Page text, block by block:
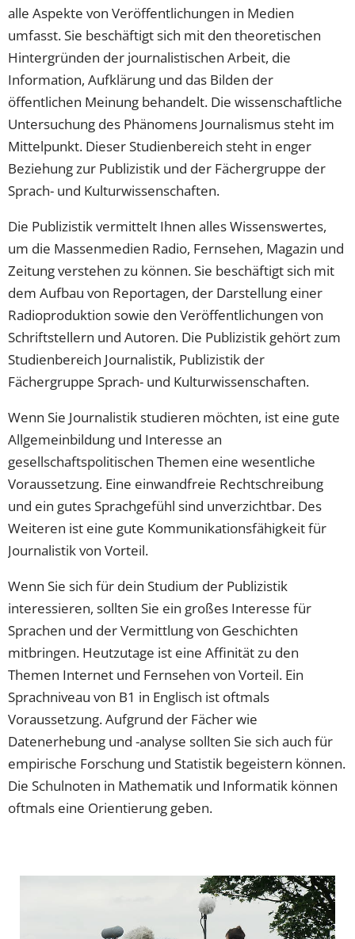
alle Aspekte von Veröffentlichungen in Medien
umfasst. Sie beschäftigt sich mit den theoretischen
Hintergründen der journalistischen Arbeit, die
Information, Aufklärung und das Bilden der
öffentlichen Meinung behandelt. Die wissenschaftliche
Untersuchung des Phänomens Journalismus steht im
Mittelpunkt. Dieser Studienbereich steht in enger
Beziehung zur Publizistik und der Fächergruppe der
Sprach- und Kulturwissenschaften.
Die Publizistik vermittelt Ihnen alles Wissenswertes,
um die Massenmedien Radio, Fernsehen, Magazin und
Zeitung verstehen zu können. Sie beschäftigt sich mit
dem Aufbau von Reportagen, der Darstellung einer
Radioproduktion sowie den Veröffentlichungen von
Schriftstellern und Autoren. Die Publizistik gehört zum
Studienbereich Journalistik, Publizistik der
Fächergruppe Sprach- und Kulturwissenschaften.
Wenn Sie Journalistik studieren möchten, ist eine gute
Allgemeinbildung und Interesse an
gesellschaftspolitischen Themen eine wesentliche
Voraussetzung. Eine einwandfreie Rechtschreibung
und ein gutes Sprachgefühl sind unverzichtbar. Des
Weiteren ist eine gute Kommunikationsfähigkeit für
Journalistik von Vorteil.
Wenn Sie sich für dein Studium der Publizistik
interessieren, sollten Sie ein großes Interesse für
Sprachen und der Vermittlung von Geschichten
mitbringen. Heutzutage ist eine Affinität zu den
Themen Internet und Fernsehen von Vorteil. Ein
Sprachniveau von B1 in Englisch ist oftmals
Voraussetzung. Aufgrund der Fächer wie
Datenerhebung und -analyse sollten Sie sich auch für
empirische Forschung und Statistik begeistern können.
Die Schulnoten in Mathematik und Informatik können
oftmals eine Orientierung geben.